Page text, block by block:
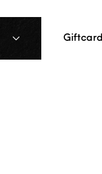
Giftcard